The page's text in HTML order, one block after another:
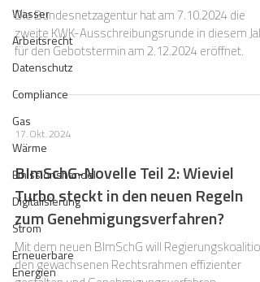
Wasser
Arbeitsrecht
Datenschutz
Compliance
Gas
Wärme
Emissionshandel
Digitalisierung
Strom
Erneuerbare
Energien
Die Bundesnetzagentur hat am 7.10.2024 die
zweite KWK-Ausschreibungsrunde in diesem Jahr
für den Gebotstermin am 2.12.2024 eröffnet.
17. Okt. 2024
BImSchG-Novelle Teil 2: Wieviel
Turbo steckt in den neuen Regeln
zum Genehmigungsverfahren?
Mit dem neuen BImSchG will Regierungskoalition
den gewachsenen Rechtsrahmen effizienter